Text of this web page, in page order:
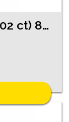
Серьги с алмазами (0.02 ct) 85/5755